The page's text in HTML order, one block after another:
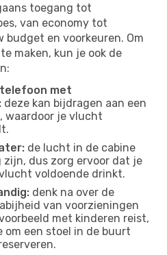
toegang tot
van economy tot
budget en voorkeuren. Om
maken, kun je ook de
met
deze kan bijdragen aan een
waardoor je vlucht
de lucht in de cabine
zijn, dus zorg ervoor dat je
voldoende drinkt.
denk na over de
van voorzieningen
met kinderen reist,
om een ​​stoel in de buurt